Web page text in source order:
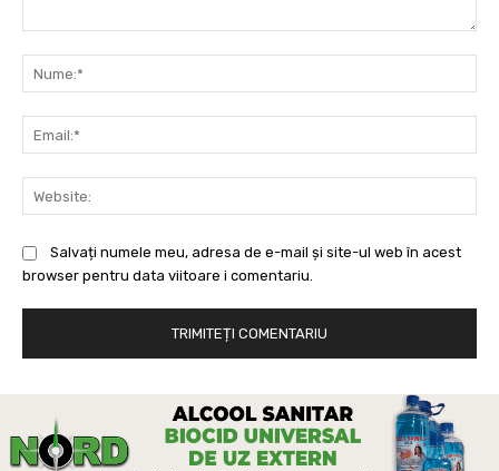
Salvați numele meu, adresa de e-mail și site-ul web în acest
browser pentru data viitoare i comentariu.